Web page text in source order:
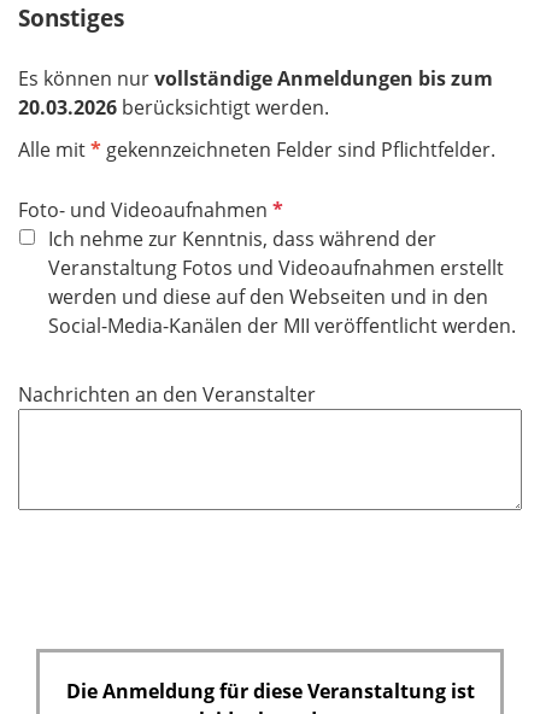
Sonstiges
Es können nurvollständige Anmeldungen bis zum
20.03.2026 berücksichtigt werden.
Alle mit* gekennzeichneten Felder sind Pflichtfelder.
Foto- und Videoaufnahmen P
l
i
c
t
f
Ich nehme zur Kenntnis, dass während der
Veranstaltung Fotos und Videoaufnahmen erstellt
werden und diese auf den Webseiten und in den
Social-Media-Kanälen der MII veröffentlicht werden.
Nachrichten an den Veranstalter
Die Anmeldung für diese Veranstaltung ist